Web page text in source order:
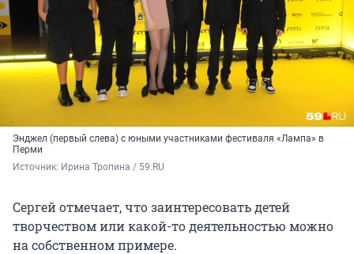
Энджел (первый слева) с юными участниками фестиваля «Лампа» в
Перми
Источник: Ирина Тропина / 59.RU
Сергей отмечает, что заинтересовать детей
творчеством или какой-то деятельностью можно
на собственном примере.